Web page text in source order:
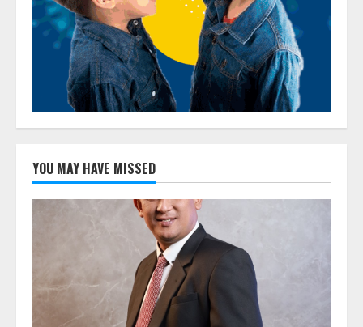
YOU MAY HAVE MISSED